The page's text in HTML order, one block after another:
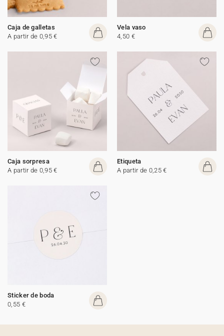
Caja de galletas
A partir de 0,95 €
Vela vaso
4,50 €
Caja sorpresa
A partir de 0,95 €
Etiqueta
A partir de 0,25 €
Sticker de boda
0,55 €